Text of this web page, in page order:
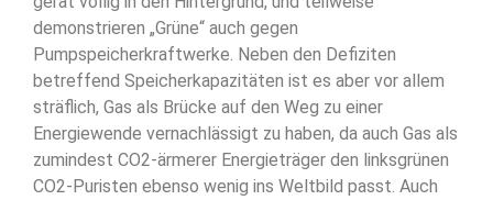
demonstrieren „Grüne“ auch gegen
Pumpspeicherkraftwerke. Neben den Defiziten
betreffend Speicherkapazitäten ist es aber vor allem
sträflich, Gas als Brücke auf den Weg zu einer
Energiewende vernachlässigt zu haben, da auch Gas als
zumindest CO2-ärmerer Energieträger den linksgrünen
CO2-Puristen ebenso wenig ins Weltbild passt. Auch